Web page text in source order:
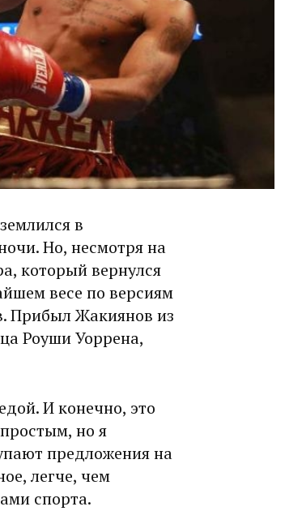
в
Но, несмот­ря на
который вернулся
весе по версиям
Прибыл Жакиянов из
Роуши Уоррена,
И конечно, это
но я
предложения на
легче, чем
спорта.